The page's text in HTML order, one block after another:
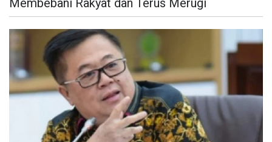
Membebani Rakyat dan Terus Merugi